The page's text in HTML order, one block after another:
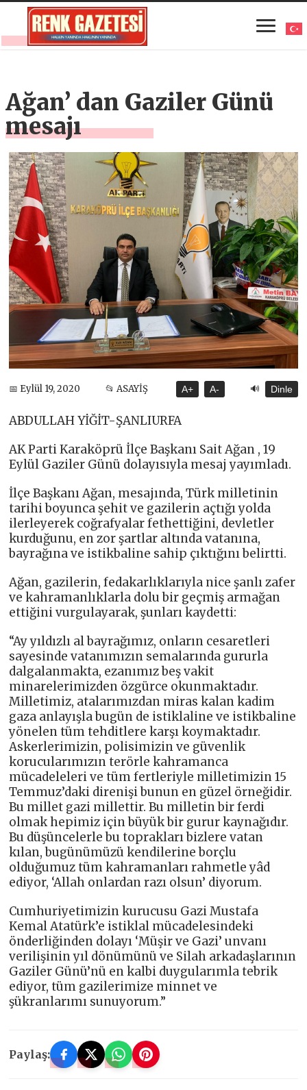
Ağan’ dan Gaziler Günü
mesajı
📅 Eylül 19, 2020 📂 ASAYİŞ A+ A- 🔊 Dinle
ABDULLAH YİĞİT-ŞANLIURFA
AK Parti Karaköprü İlçe Başkanı Sait Ağan , 19
Eylül Gaziler Günü dolayısıyla mesaj yayımladı.
İlçe Başkanı Ağan, mesajında, Türk milletinin
tarihi boyunca şehit ve gazilerin açtığı yolda
ilerleyerek coğrafyalar fethettiğini, devletler
kurduğunu, en zor şartlar altında vatanına,
bayrağına ve istikbaline sahip çıktığını belirtti.
Ağan, gazilerin, fedakarlıklarıyla nice şanlı zafer
ve kahramanlıklarla dolu bir geçmiş armağan
ettiğini vurgulayarak, şunları kaydetti:
“Ay yıldızlı al bayrağımız, onların cesaretleri
sayesinde vatanımızın semalarında gururla
dalgalanmakta, ezanımız beş vakit
minarelerimizden özgürce okunmaktadır.
Milletimiz, atalarımızdan miras kalan kadim
gaza anlayışla bugün de istiklaline ve istikbaline
yönelen tüm tehditlere karşı koymaktadır.
Askerlerimizin, polisimizin ve güvenlik
korucularımızın terörle kahramanca
mücadeleleri ve tüm fertleriyle milletimizin 15
Temmuz’daki direnişi bunun en güzel örneğidir.
Bu millet gazi millettir. Bu milletin bir ferdi
olmak hepimiz için büyük bir gurur kaynağıdır.
Bu düşüncelerle bu toprakları bizlere vatan
kılan, bugünümüzü kendilerine borçlu
olduğumuz tüm kahramanları rahmetle yâd
ediyor, ‘Allah onlardan razı olsun’ diyorum.
Cumhuriyetimizin kurucusu Gazi Mustafa
Kemal Atatürk’e istiklal mücadelesindeki
önderliğinden dolayı ‘Müşir ve Gazi’ unvanı
verilişinin yıl dönümünü ve Silah arkadaşlarının
Gaziler Günü’nü en kalbi duygularımla tebrik
ediyor, tüm gazilerimize minnet ve
şükranlarımı sunuyorum.”
Paylaş: